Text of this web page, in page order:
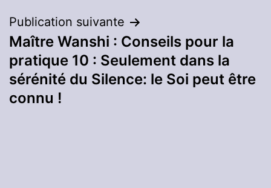
Publication suivante
Maître Wanshi : Conseils pour la
pratique 10 : Seulement dans la
sérénité du Silence: le Soi peut être
connu !